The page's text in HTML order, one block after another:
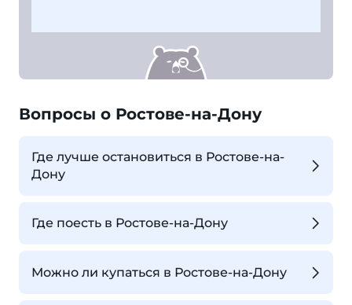
Вопросы о Ростове-на-Дону
Где лучше остановиться в Ростове-на-
Дону
Где поесть в Ростове-на-Дону
Можно ли купаться в Ростове-на-Дону